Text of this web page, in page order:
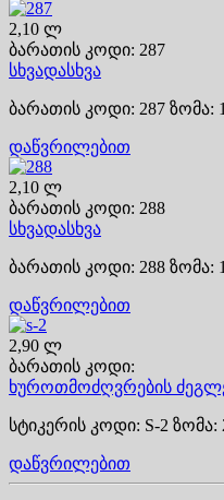
2,10 ლ
ბარათის კოდი: 287
სხვადასხვა
ბარათის კოდი: 287 ზომა:
დაწვრილებით
2,10 ლ
ბარათის კოდი: 288
სხვადასხვა
ბარათის კოდი: 288 ზომა:
დაწვრილებით
2,90 ლ
ბარათის კოდი:
ხუროთმოძღვრების
სტიკერის კოდი: S-2
დაწვრილებით